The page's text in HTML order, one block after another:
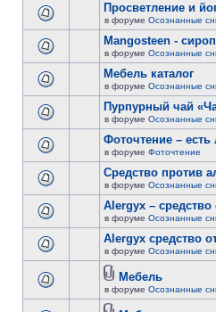
Просветление и
в форуме Осознанные
Mangosteen -
в форуме Осознанные
Мебель каталог
в форуме Осознанные
Пурпурный чай
в форуме Осознанные
Фоточтение –
в форуме Фоточтение
Cредство против
в форуме Осознанные
Alergyx – средство
в форуме Осознанные
Alergyx средство
в форуме Осознанные
Мебель
в форуме Осознанные